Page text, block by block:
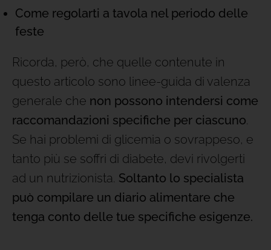
Come regolarti a tavola nel periodo delle
feste
Ricorda, però, che quelle contenute in
questo articolo sono linee-guida di valenza
generale che non possono intendersi come
raccomandazioni specifiche per ciascuno.
Se hai problemi di glicemia o sovrappeso, e
tanto più se soffri di diabete, devi rivolgerti
ad un nutrizionista. Soltanto lo specialista
può compilare un diario alimentare che
tenga conto delle tue specifiche esigenze.